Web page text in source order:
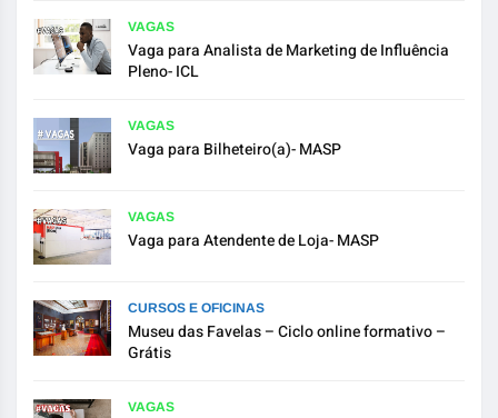
VAGAS
Vaga para Analista de Marketing de Influência
Pleno- ICL
VAGAS
Vaga para Bilheteiro(a)- MASP
VAGAS
Vaga para Atendente de Loja- MASP
CURSOS E OFICINAS
Museu das Favelas – Ciclo online formativo –
Grátis
VAGAS